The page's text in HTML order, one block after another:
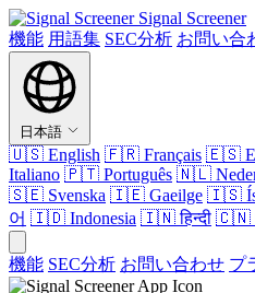
Signal Screener
機能 用語集 SEC分析 お問い合
日本語
🇺🇸 English 🇫🇷 Français 🇪🇸
Italiano 🇵🇹 Português 🇳🇱
🇸🇪 Svenska 🇮🇪 Gaeilge 🇮🇸
어 🇮🇩 Indonesia 🇮🇳हिन्दी 🇨🇳
機能 SEC分析 お問い合わせ プ